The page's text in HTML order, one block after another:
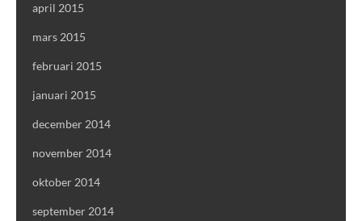
april 2015
mars 2015
februari 2015
januari 2015
december 2014
november 2014
oktober 2014
september 2014